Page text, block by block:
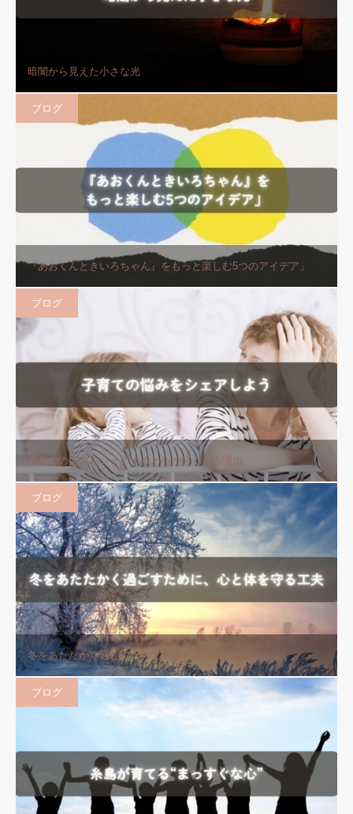
暗闇から見えた小さな光
ブログ
『あおくんときいろちゃん』をもっと楽しむ5つのアイデア」
ブログ
子育ての悩みをシェアすると心が軽くなる理由
ブログ
冬をあたたかく過ごすために、心と体を守る工夫
ブログ